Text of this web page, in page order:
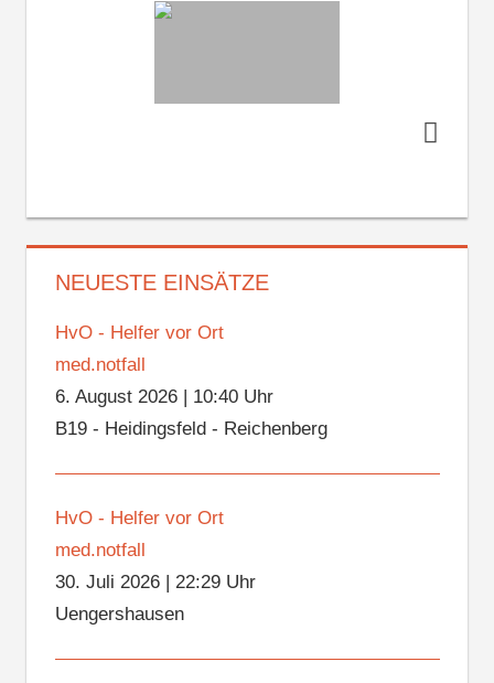
NEUESTE EINSÄTZE
HvO - Helfer vor Ort
med.notfall
6. August 2026| 10:40 Uhr
B19 - Heidingsfeld - Reichenberg
HvO - Helfer vor Ort
med.notfall
30. Juli 2026| 22:29 Uhr
Uengershausen